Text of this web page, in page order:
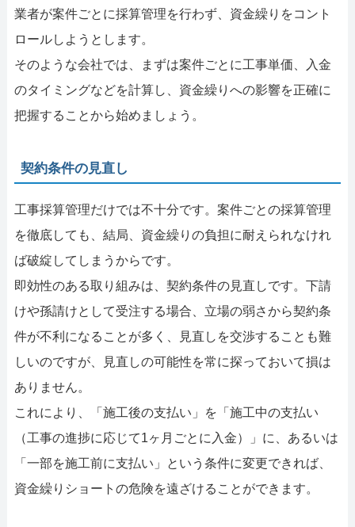
業者が案件ごとに採算管理を行わず、資金繰りをコント
ロールしようとします。
そのような会社では、まずは案件ごとに工事単価、入金
のタイミングなどを計算し、資金繰りへの影響を正確に
把握することから始めましょう。
契約条件の見直し
工事採算管理だけでは不十分です。案件ごとの採算管理
を徹底しても、結局、資金繰りの負担に耐えられなけれ
ば破綻してしまうからです。
即効性のある取り組みは、契約条件の見直しです。下請
けや孫請けとして受注する場合、立場の弱さから契約条
件が不利になることが多く、見直しを交渉することも難
しいのですが、見直しの可能性を常に探っておいて損は
ありません。
これにより、「施工後の支払い」を「施工中の支払い
（工事の進捗に応じて1ヶ月ごとに入金）」に、あるいは
「一部を施工前に支払い」という条件に変更できれば、
資金繰りショートの危険を遠ざけることができます。